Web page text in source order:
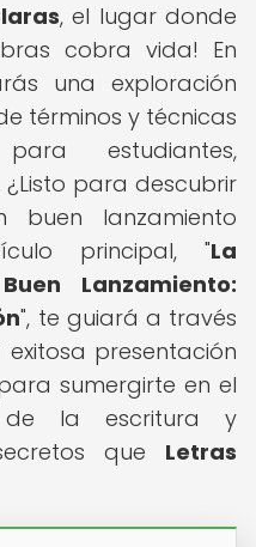
, el lugar donde
cobra vida! En
una exploración
términos y técnicas
estudiantes,
para descubrir
lanzamiento
principal, "La
Lanzamiento:
", te guiará a través
presentación
sumergirte en el
de la escritura y
que Letras